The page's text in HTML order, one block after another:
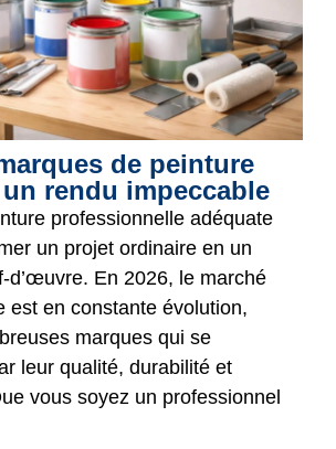
de peinture
rendu impeccable
professionnelle adéquate
un projet ordinaire en un
d’œuvre. En 2026, le marché
est en constante évolution,
marques qui se
leur qualité, durabilité et
vous soyez un professionnel